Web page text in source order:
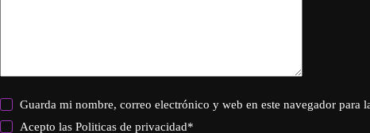
Guarda mi nombre, correo electrónico y web en este navegador para
Acepto lasPoliticas de privacidad*